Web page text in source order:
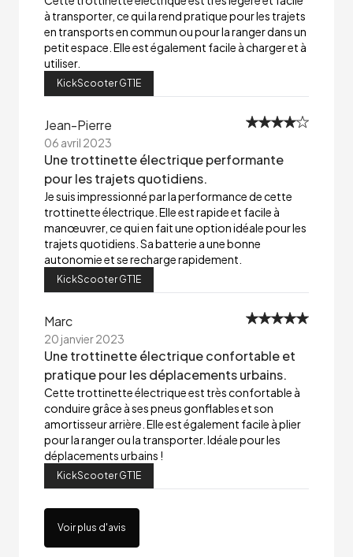
à transporter, ce qui la rend pratique pour les trajets
en transports en commun ou pour la ranger dans un
petit espace. Elle est également facile à charger et à
utiliser.
KickScooter GT1E
Jean-Pierre
06 avril 2023
Une trottinette électrique performante
pour les trajets quotidiens.
Je suis impressionné par la performance de cette
trottinette électrique. Elle est rapide et facile à
manœuvrer, ce qui en fait une option idéale pour les
trajets quotidiens. Sa batterie a une bonne
autonomie et se recharge rapidement.
KickScooter GT1E
Marc
20 janvier 2023
Une trottinette électrique confortable et
pratique pour les déplacements urbains.
Cette trottinette électrique est très confortable à
conduire grâce à ses pneus gonflables et son
amortisseur arrière. Elle est également facile à plier
pour la ranger ou la transporter. Idéale pour les
déplacements urbains !
KickScooter GT1E
Voir plus d'avis